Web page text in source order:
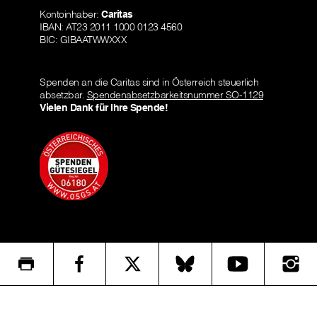
Kontoinhaber: Caritas
IBAN: AT23 2011 1000 0123 4560
BIC: GIBAATWWXXX
Spenden an die Caritas sind in Österreich steuerlich
absetzbar. Spendenabsetzbarkeitsnummer SO-1129
Vielen Dank für Ihre Spende!